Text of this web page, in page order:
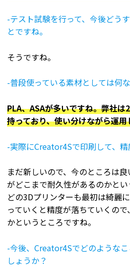
-テスト試験を行って、今後どう
とですね。
そうですね。
-普段使っている素材としては何
PLA、ASAが多いですね。弊社
持っており、使い分けながら運用
-実際にCreator4Sで印刷して、
まだ新しいので、今のところは
がどこまで耐久性があるのかと
どの3Dプリンターも最初は綺麗
っていくと精度が落ちていくの
かというところですね。
-今後、Creator4Sでどのような
しょうか？